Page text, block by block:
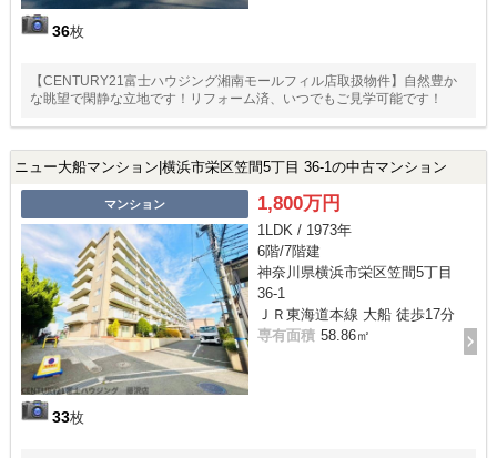
36枚
【CENTURY21富士ハウジング湘南モールフィル店取扱物件】自然豊か
な眺望で閑静な立地です！リフォーム済、いつでもご見学可能です！
ニュー大船マンション|横浜市栄区笠間5丁目 36-1の中古マンション
マンション
33枚
1,800万円
1LDK / 1973年
6階/7階建
神奈川県横浜市栄区笠間5丁目
36-1
ＪＲ東海道本線 大船 徒歩17分
専有面積 58.86㎡